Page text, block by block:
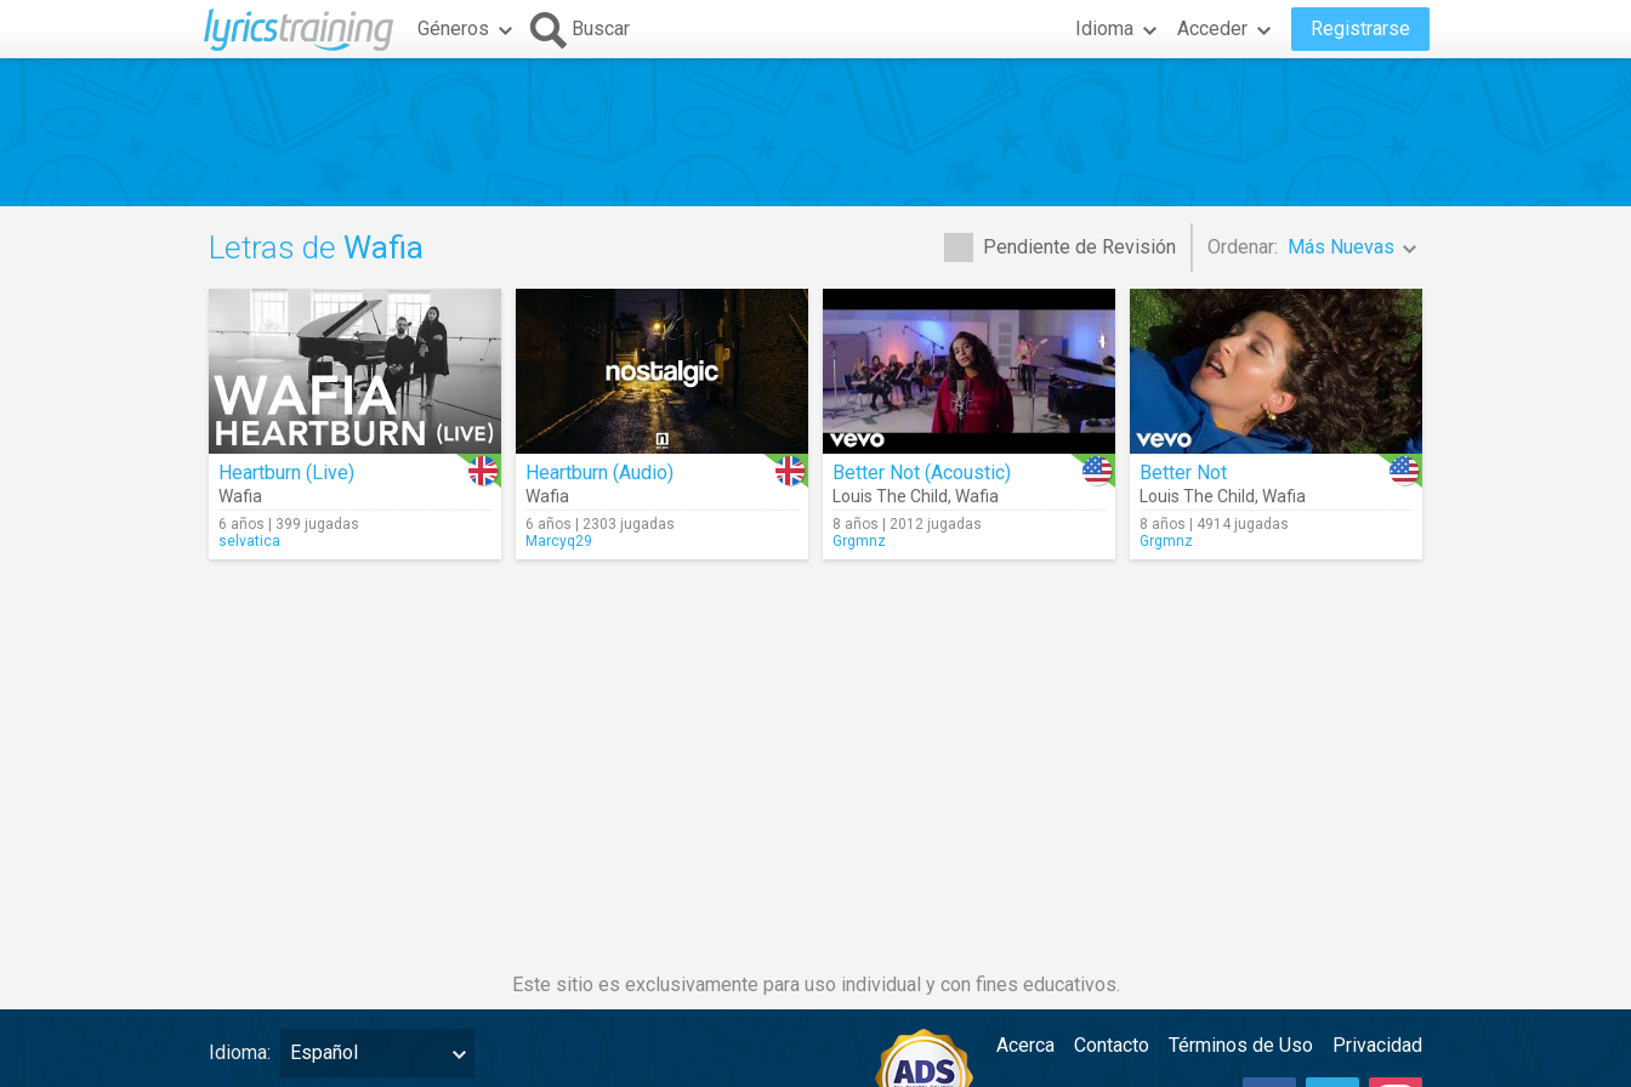
Géneros Buscar Idioma Acceder Registrarse
Pendiente de Revisión Ordenar: Más Nuevas
Letras de Wafia
Heartburn (Live)
Wafia
6 años | 399 jugadas
selvatica
Heartburn (Audio)
Wafia
6 años | 2303 jugadas
Marcyq29
Better Not (Acoustic)
Louis The Child, Wafia
8 años | 2012 jugadas
Grgmnz
Better Not
Louis The Child, Wafia
8 años | 4914 jugadas
Grgmnz
Este sitio es exclusivamente para uso individual y con fines educativos.
Idioma: Español Acerca Contacto Términos de Uso Privacidad